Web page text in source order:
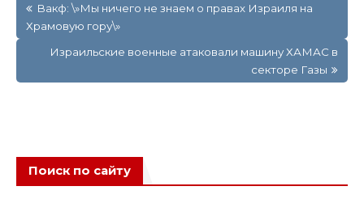
по
записям
Вакф: \»Мы ничего не знаем о правах Израиля на
Храмовую гору\»
Израильские военные атаковали машину ХАМАС в
секторе Газы
Поиск по сайту